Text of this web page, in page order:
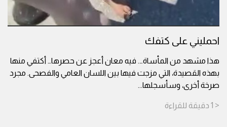
احمليني على كتفك
هذا مشهد من المأساة…. فيه معان أعجز عن حصرها… أكتفي منها
بهذه القصيدة، التي مزجت فيها بين اللسان العامي والفصحى. مجرد
صرخة أخرى، وسأسجلها...
< 1 دقيقة للقراءة